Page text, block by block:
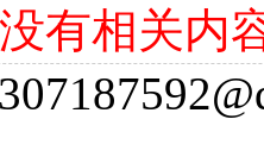
没有相关内